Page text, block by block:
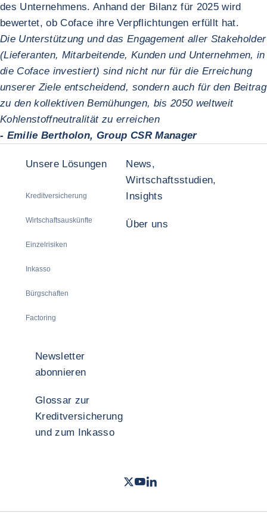
des Unternehmens. Anhand der Bilanz für 2025 wird
bewertet, ob Coface ihre Verpflichtungen erfüllt hat.
Die Unterstützung und das Engagement aller Stakeholder
(Lieferanten, Mitarbeitende, Kunden und Unternehmen, in
die Coface investiert) sind nicht nur für die Erreichung
unserer Ziele entscheidend, sondern auch für den Beitrag
zu den kollektiven Bemühungen, bis 2050 weltweit
Kohlenstoffneutralität zu erreichen
- Emilie Bertholon, Group CSR Manager
Unsere Lösungen
Kreditversicherung
Wirtschaftsauskünfte
Einzelrisiken
Inkasso
Bürgschaften
Factoring
News,
Wirtschaftsstudien,
Insights
Über uns
Newsletter
abonnieren
Glossar zur
Kreditversicherung
und zum Inkasso
Twitter- Coface
Youtube Coface Deutschland
LinkedIn